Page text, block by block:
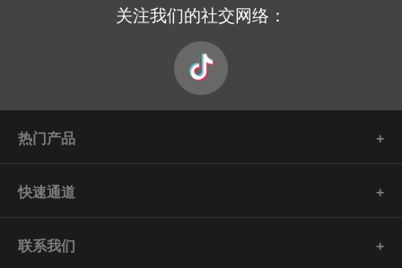
关注我们的社交网络：
热门产品
快速通道
联系我们